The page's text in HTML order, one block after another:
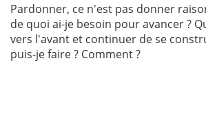
Pardonner, ce n'est pas donner
de quoi ai-je besoin pour avancer ?
vers l'avant et continuer de se
puis-je faire ? Comment ?